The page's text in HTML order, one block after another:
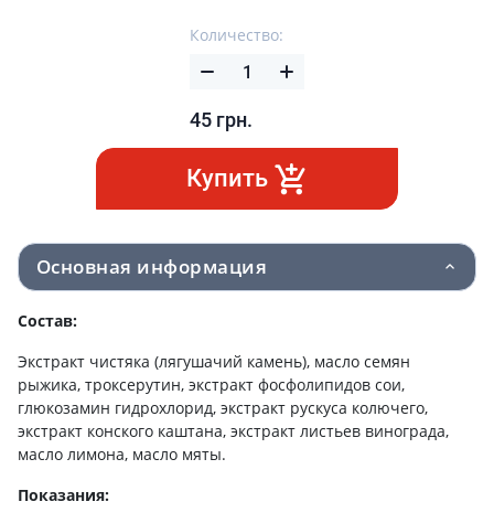
Количество:
45 грн.
Купить
Основная информация
Состав:
Экстракт чистяка (лягушачий камень), масло семян
рыжика, троксерутин, экстракт фосфолипидов сои,
глюкозамин гидрохлорид, экстракт рускуса колючего,
экстракт конского каштана, экстракт листьев винограда,
масло лимона, масло мяты.
Показания: